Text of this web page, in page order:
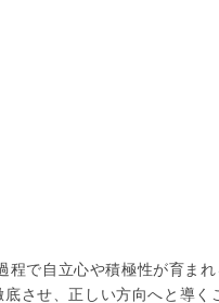
程で自立心や積極性が育まれ
させ、正しい方向へと導く